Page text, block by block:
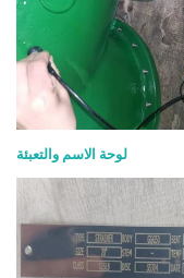
لوحة الاسم والتعبئة